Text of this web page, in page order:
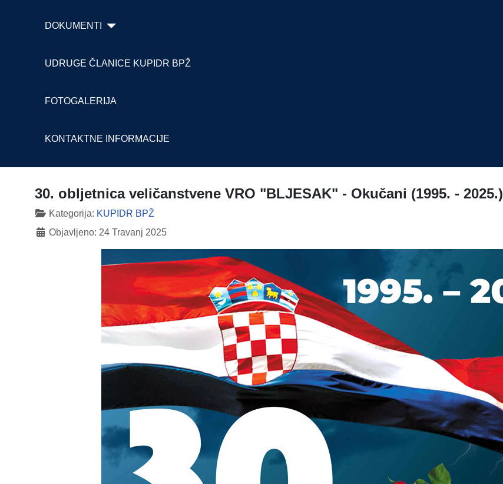
DOKUMENTI
UDRUGE ČLANICE KUPIDR BPŽ
FOTOGALERIJA
KONTAKTNE INFORMACIJE
30. obljetnica veličanstvene VRO "BLJESAK" - Okučani (1995. - 2025.)
DetaljiKategorija: KUPIDR BPŽ
Objavljeno: 24 Travanj 2025